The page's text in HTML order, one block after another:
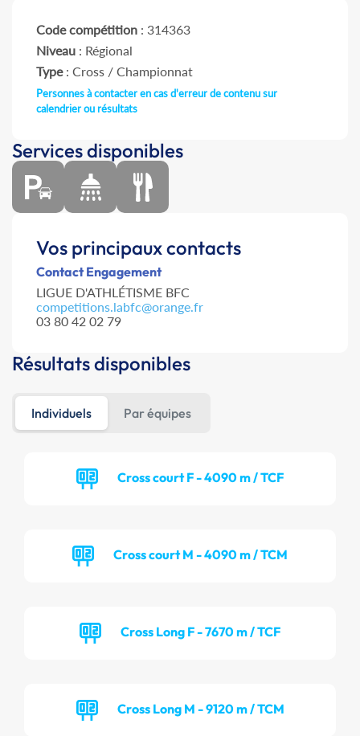
Code compétition : 314363
Niveau : Régional
Type: Cross / Championnat
Personnes à contacter en cas d'erreur de contenu sur
calendrier ou résultats
Services disponibles
Vos principaux contacts
Contact Engagement
LIGUE D'ATHLÉTISME BFC
competitions.labfc@orange.fr
03 80 42 02 79
Résultats disponibles
Individuels Par équipes
Cross court F - 4090 m / TCF
Cross court M - 4090 m / TCM
Cross Long F - 7670 m / TCF
Cross Long M - 9120 m / TCM